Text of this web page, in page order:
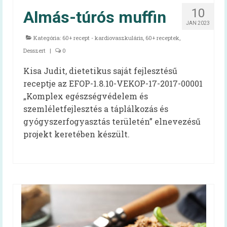
Szakmai információk
Élelmezésben dolgozóknak – kiadvány
EFI-munkatársaknak
60+ receptek
Kardiovaszkuláris
Onkológiai
Aqua Challenge – a vízivás kihívás
Koronavírus
10
JAN 2023
Almás-túrós muffin
Kategória: 60+ recept - kardiovaszkuláris, 60+ receptek,
Desszert | 0
Kisa Judit, dietetikus saját fejlesztésű
receptje az EFOP-1.8.10-VEKOP-17-2017-00001
„Komplex egészségvédelem és
szemléletfejlesztés a táplálkozás és
gyógyszerfogyasztás területén” elnevezésű
projekt keretében készült.